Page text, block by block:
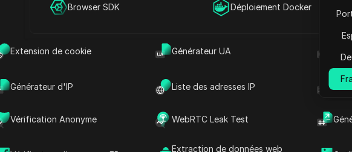
Partage de compte
Extension de cookie Générateur UA
Générateur d'IP Liste des adresses IP
Vérification Anonyme WebRTC Leak Test
Extraction de données web
Browser SDK Déploiement Docker
les
en Japon :
Contourner les
restrictions en
Proxy Neteller +
restrictions en
: Proxy Neteller +
Antidetect